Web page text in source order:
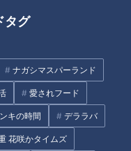
タグ
ナガシマスパーランド
愛されフード
キの時間 デララバ
花咲かタイムズ
の学生筋肉料理人・だれ
んに教わる！おうちで簡
できる「店の味再現レシ